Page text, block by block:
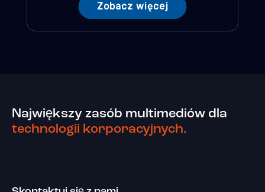
Zobacz więcej
Największy zasób multimediów dla
technologii korporacyjnych.